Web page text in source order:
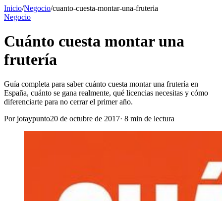
Inicio/Negocio/cuanto-cuesta-montar-una-fruteria
Negocio
Cuánto cuesta montar una
frutería
Guía completa para saber cuánto cuesta montar una frutería en
España, cuánto se gana realmente, qué licencias necesitas y cómo
diferenciarte para no cerrar el primer año.
Porjotaypunto20 de octubre de 2017· 8 min de lectura